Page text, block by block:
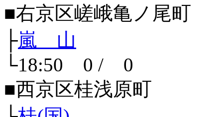
■右京区嵯峨亀ノ尾町
├嵐 山
└18:50 0 / 0
■西京区桂浅原町